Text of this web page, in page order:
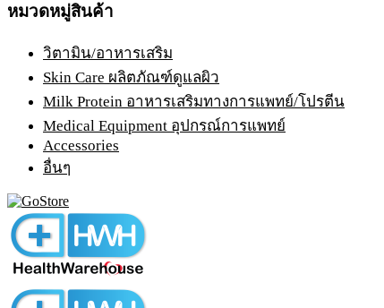
หมวดหมู่สินค้า
วิตามิน/อาหารเสริม
Skin Care ผลิตภัณฑ์ดูแลผิว
Milk Protein อาหารเสริมทางการแพทย์/โปรตีน
Medical Equipment อุปกรณ์การแพทย์
Accessories
อื่นๆ